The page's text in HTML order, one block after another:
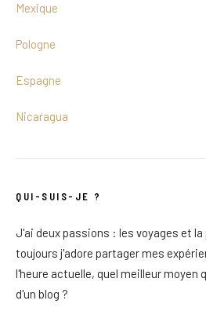
Mexique
Pologne
Espagne
Nicaragua
QUI-SUIS-JE ?
J'ai deux passions : les voyages et
toujours j'adore partager mes
l'heure actuelle, quel meilleur moyen
d'un blog ?